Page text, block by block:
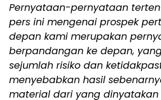
Pernyataan-pernyataan
pers ini mengenai prospek
depan kami merupakan
berpandangan ke depan,
sejumlah risiko dan
menyebabkan hasil
material dari yang